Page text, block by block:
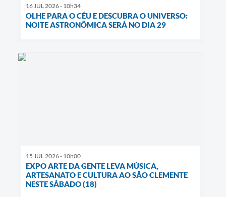
16 JUL 2026 - 10h34
OLHE PARA O CÉU E DESCUBRA O UNIVERSO:
NOITE ASTRONÔMICA SERÁ NO DIA 29
15 JUL 2026 - 10h00
EXPO ARTE DA GENTE LEVA MÚSICA,
ARTESANATO E CULTURA AO SÃO CLEMENTE
NESTE SÁBADO (18)